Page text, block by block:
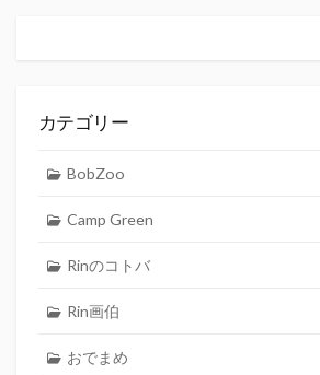
カテゴリー
BobZoo
Camp Green
Rinのコトバ
Rin画伯
おでまめ